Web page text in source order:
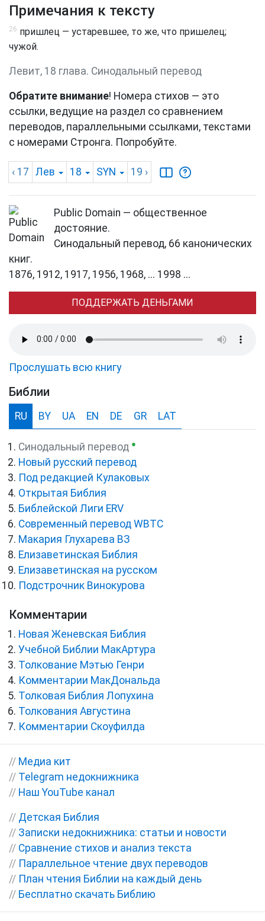
Примечания к тексту
26 пришлец — устаревшее, то же, что пришелец;
чужой.
Левит, 18 глава. Синодальный перевод
Обратите внимание! Номера стихов — это
ссылки, ведущие на раздел со сравнением
переводов, параллельными ссылками, текстами
с номерами Стронга. Попробуйте.
‹ 17 Лев 18 SYN 19 ›
Public Domain — общественное
достояние.
Синодальный перевод, 66 канонических
книг.
1876, 1912, 1917, 1956, 1968, ... 1998 ...
ПОДДЕРЖАТЬ ДЕНЬГАМИ
Прослушать всю книгу
Библии
RU BY UA EN DE GR LAT
Синодальный перевод ●
Новый русский перевод
Под редакцией Кулаковых
Открытая Библия
Библейской Лиги ERV
Cовременный перевод WBTC
Макария Глухарева ВЗ
Елизаветинская Библия
Елизаветинская на русском
Подстрочник Винокурова
Комментарии
Новая Женевская Библия
Учебной Библии МакАртура
Толкование Мэтью Генри
Комментарии МакДональда
Толковая Библия Лопухина
Толкования Августина
Комментарии Скоуфилда
// Медиа кит
// Telegram недокнижника
// Наш YouTube канал
// Детская Библия
// Записки недокнижника: статьи и новости
// Сравнение стихов и анализ текста
// Параллельное чтение двух переводов
// План чтения Библии на каждый день
// Бесплатно скачать Библию